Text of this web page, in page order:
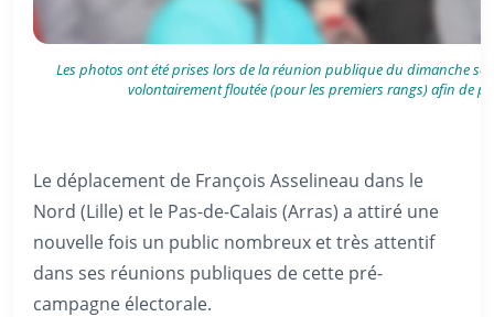
Les photos ont été prises lors de la réunion publique du dimanche
volontairement floutée (pour les premiers rangs) afin de
Le déplacement de François Asselineau dans le
Nord (Lille) et le Pas-de-Calais (Arras) a attiré une
nouvelle fois un public nombreux et très attentif
dans ses réunions publiques de cette pré-
campagne électorale.